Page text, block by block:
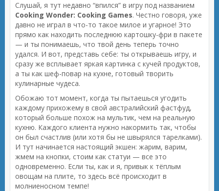
Слушай, я тут недавно “впился” в игру под названием
Cooking Wonder: Cooking Games. Честно говоря, уже
давно не играл в что-то такое милое и угарное! Это
прямо как находить последнюю картошку-фри в пакете
— и ты понимаешь, что твой день теперь точно
удался. И вот, представь себе: ты открываешь игру, и
сразу же всплывает яркая картинка с кучей продуктов,
а ты как шеф-повар на кухне, готовый творить
кулинарные чудеса.
Обожаю тот момент, когда ты пытаешься угодить
каждому прихожему в свой австралийский фастфуд,
который больше похож на мультик, чем на реальную
кухню. Каждого клиента нужно накормить так, чтобы
он был счастлив (или хотя бы не швырялся тарелками).
И тут начинается настоящий экшен: жарим, варим,
жмем на кнопки, стоим как статуи — все это
одновременно. Если ты, как и я, привык к тёплым
овощам на плите, то здесь всё происходит в
молниеносном темпе!